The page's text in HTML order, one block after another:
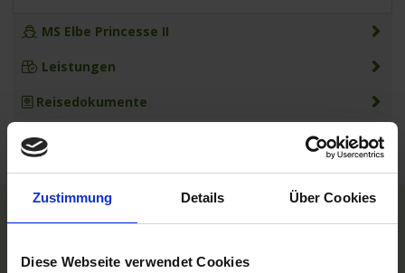
Zustimmung Details Über Cookies
Diese Webseite verwendet Cookies
MS Elbe Princesse II
Leistungen
Reisedokumente
TOP Reedereien
Phoenix Flussreisen